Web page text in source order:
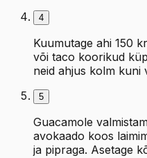
4
Kuumutage ahi 150
või taco koorikud
neid ahjus kolm kuni
5
Guacamole
avokaado koos
ja pipraga. Asetage